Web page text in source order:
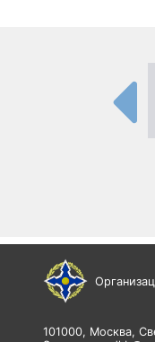
101000, Москва,